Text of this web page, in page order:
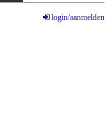
login/aanmelden